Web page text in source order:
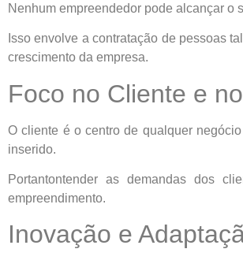
Nenhum empreendedor pode alcançar o
Isso envolve a contratação de pessoas
crescimento da empresa.
Foco no Cliente e
O cliente é o centro de qualquer
inserido.
Portantontender as demandas dos
empreendimento.
Inovação e